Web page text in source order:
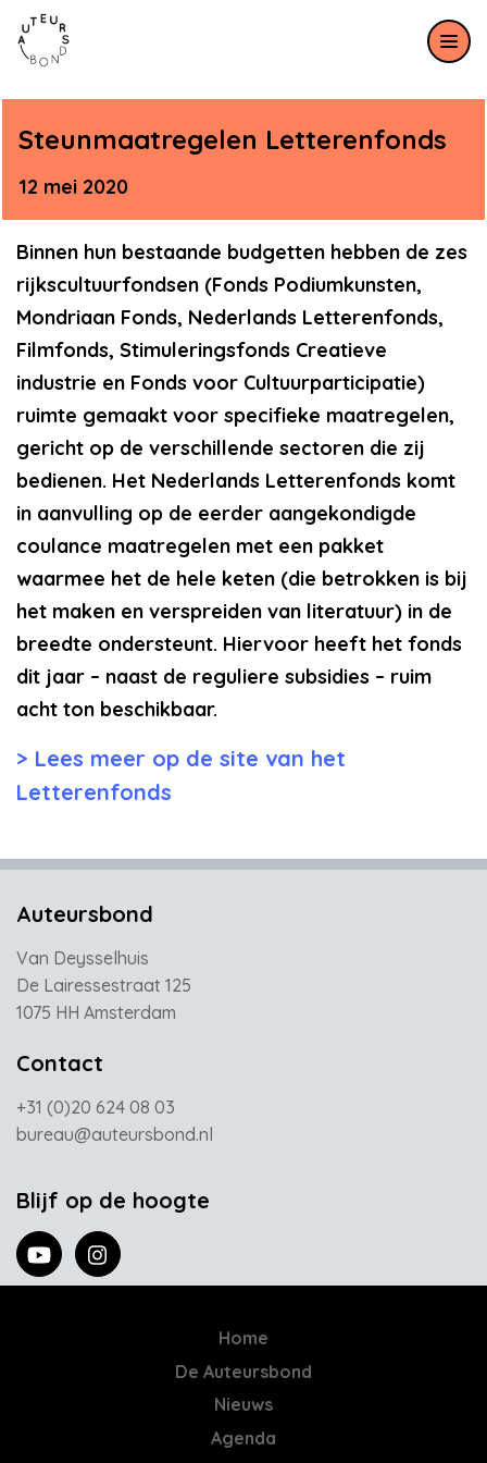
Meteen naar de content
Steunmaatregelen Letterenfonds
12 mei 2020
Binnen hun bestaande budgetten hebben de zes
rijkscultuurfondsen (Fonds Podiumkunsten,
Mondriaan Fonds, Nederlands Letterenfonds,
Filmfonds, Stimuleringsfonds Creatieve
industrie en Fonds voor Cultuurparticipatie)
ruimte gemaakt voor specifieke maatregelen,
gericht op de verschillende sectoren die zij
bedienen. Het Nederlands Letterenfonds komt
in aanvulling op de eerder aangekondigde
coulance maatregelen met een pakket
waarmee het de hele keten (die betrokken is bij
het maken en verspreiden van literatuur) in de
breedte ondersteunt. Hiervoor heeft het fonds
dit jaar – naast de reguliere subsidies – ruim
acht ton beschikbaar.
Lees meer op de site van het
Letterenfonds
Auteursbond
Van Deysselhuis
De Lairessestraat 125
1075 HH Amsterdam
Contact
+31 (0)20 624 08 03
bureau@auteursbond.nl
Blijf op de hoogte
Home
De Auteursbond
Nieuws
Agenda